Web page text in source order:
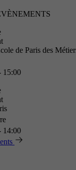
de Paris des
15:00
14:00